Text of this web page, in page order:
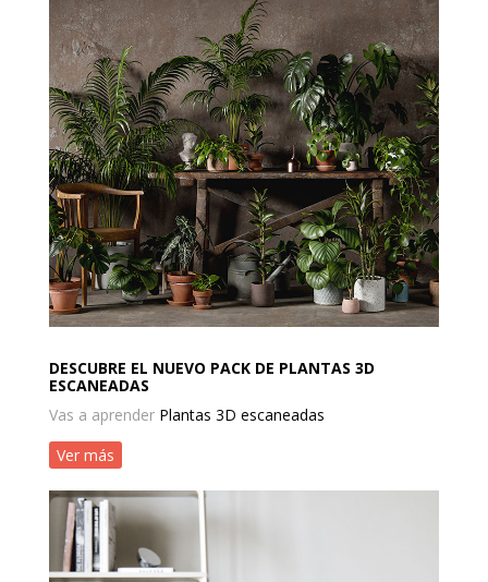
DESCUBRE EL NUEVO PACK DE PLANTAS 3D
ESCANEADAS
Vas a aprender Plantas 3D escaneadas
Ver más